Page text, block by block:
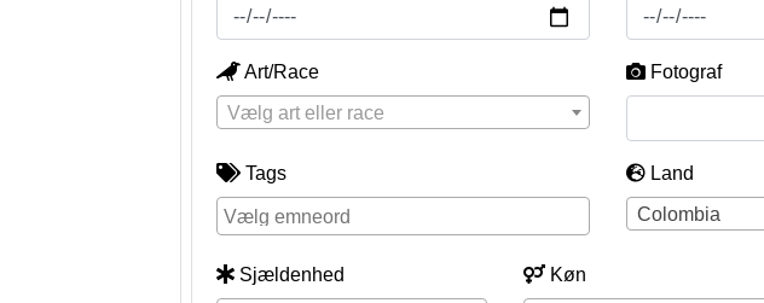
Art/Race
Vælg art eller race
Fotograf
Tags
Land
Colombia
Sjældenhed
Køn